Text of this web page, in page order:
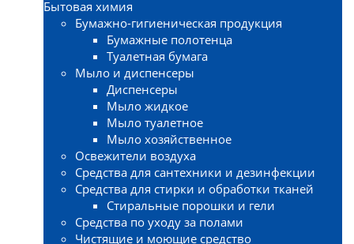
Бытовая химия
Бумажно-гигиеническая продукция
Бумажные полотенца
Туалетная бумага
Мыло и диспенсеры
Диспенсеры
Мыло жидкое
Мыло туалетное
Мыло хозяйственное
Освежители воздуха
Средства для сантехники и дезинфекции
Средства для стирки и обработки тканей
Стиральные порошки и гели
Средства по уходу за полами
Чистящие и моющие средство